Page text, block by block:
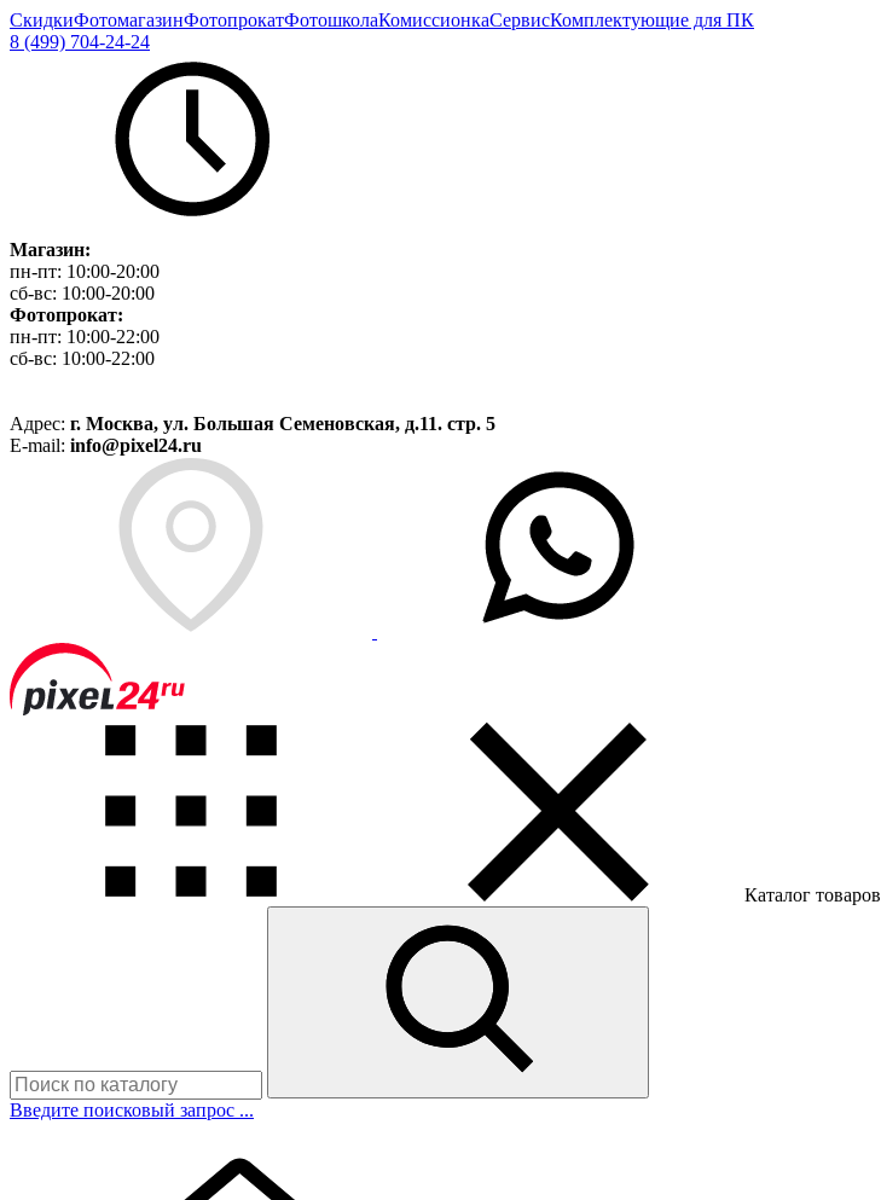
СкидкиФотомагазинФотопрокатФотошколаКомиссионкаСервисКомплектующие для ПК
8 (499) 704-24-24
Магазин:
пн-пт: 10:00-20:00
сб-вс: 10:00-20:00
Фотопрокат:
пн-пт: 10:00-22:00
сб-вс: 10:00-22:00
Адрес: г. Москва, ул. Большая Семеновская, д.11. стр. 5
E-mail: info@pixel24.ru
Каталог товаров
Введите поисковый запрос ...